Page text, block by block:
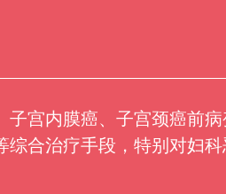
宫内膜癌、子宫颈癌前病
合治疗手段，特别对妇科